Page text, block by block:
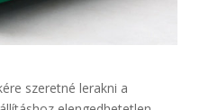
szeretné lerakni a